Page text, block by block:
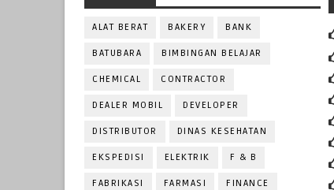
ALAT BERAT BAKERY BANK
BATUBARA BIMBINGAN BELAJAR
CHEMICAL CONTRACTOR
DEALER MOBIL DEVELOPER
DISTRIBUTOR DINAS KESEHATAN
EKSPEDISI ELEKTRIK F & B
FABRIKASI FARMASI FINANCE